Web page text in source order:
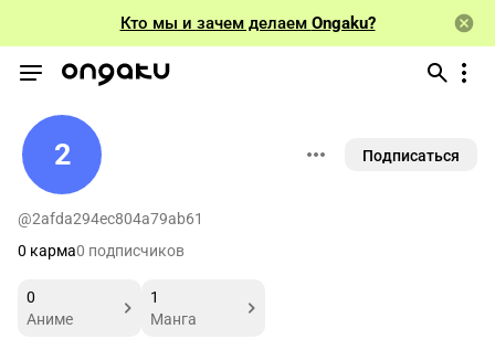
Кто мы и зачем делаем Ongaku?
2 Подписаться
@2afda294ec804a79ab61
0 карма0 подписчиков
0
Аниме
1
Манга